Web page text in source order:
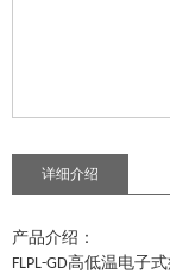
详细介绍
产品介绍：
FLPL-GD高低温电子